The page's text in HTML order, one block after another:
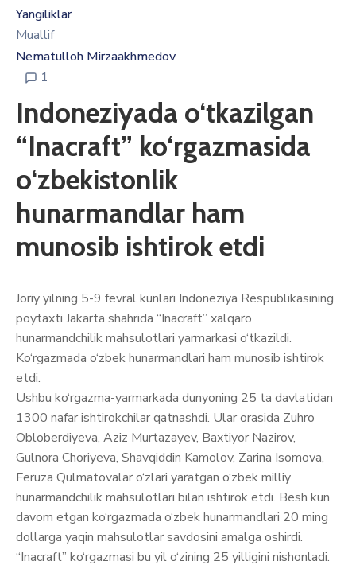
Yangiliklar
Muallif
Nematulloh Mirzaakhmedov
1
Indoneziyada o‘tkazilgan
“Inacraft” ko‘rgazmasida
o‘zbekistonlik
hunarmandlar ham
munosib ishtirok etdi
Joriy yilning 5-9 fevral kunlari Indoneziya Respublikasining
poytaxti Jakarta shahrida “Inacraft” xalqaro
hunarmandchilik mahsulotlari yarmarkasi o‘tkazildi.
Ko‘rgazmada o‘zbek hunarmandlari ham munosib ishtirok
etdi.
Ushbu ko‘rgazma-yarmarkada dunyoning 25 ta davlatidan
1300 nafar ishtirokchilar qatnashdi. Ular orasida Zuhro
Obloberdiyeva, Aziz Murtazayev, Baxtiyor Nazirov,
Gulnora Choriyeva, Shavqiddin Kamolov, Zarina Isomova,
Feruza Qulmatovalar o‘zlari yaratgan o‘zbek milliy
hunarmandchilik mahsulotlari bilan ishtirok etdi. Besh kun
davom etgan ko‘rgazmada o‘zbek hunarmandlari 20 ming
dollarga yaqin mahsulotlar savdosini amalga oshirdi.
“Inacraft” ko‘rgazmasi bu yil o‘zining 25 yilligini nishonladi.